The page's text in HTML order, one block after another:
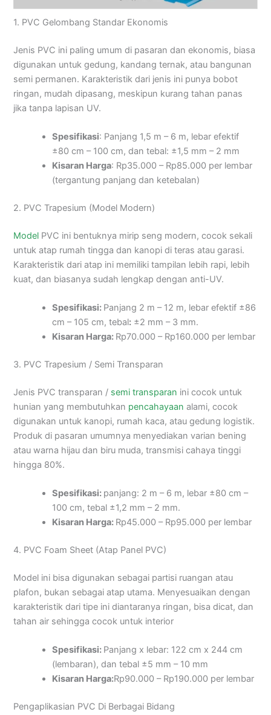
1. PVC Gelombang Standar Ekonomis
Jenis PVC ini paling umum di pasaran dan ekonomis, biasa
digunakan untuk gedung, kandang ternak, atau bangunan
semi permanen. Karakteristik dari jenis ini punya bobot
ringan, mudah dipasang, meskipun kurang tahan panas
jika tanpa lapisan UV.
Spesifikasi: Panjang 1,5 m – 6 m, lebar efektif
±80 cm – 100 cm, dan tebal: ±1,5 mm – 2 mm
Kisaran Harga: Rp35.000 – Rp85.000 per lembar
(tergantung panjang dan ketebalan)
2. PVC Trapesium (Model Modern)
Model PVC ini bentuknya mirip seng modern, cocok sekali
untuk atap rumah tingga dan kanopi di teras atau garasi.
Karakteristik dari atap ini memiliki tampilan lebih rapi, lebih
kuat, dan biasanya sudah lengkap dengan anti-UV.
Spesifikasi: Panjang 2 m – 12 m, lebar efektif ±86
cm – 105 cm, tebal: ±2 mm – 3 mm.
Kisaran Harga: Rp70.000 – Rp160.000 per lembar
3. PVC Trapesium / Semi Transparan
Jenis PVC transparan / semi transparan ini cocok untuk
hunian yang membutuhkan pencahayaan alami, cocok
digunakan untuk kanopi, rumah kaca, atau gedung logistik.
Produk di pasaran umumnya menyediakan varian bening
atau warna hijau dan biru muda, transmisi cahaya tinggi
hingga 80%.
Spesifikasi: panjang: 2 m – 6 m, lebar ±80 cm –
100 cm, tebal ±1,2 mm – 2 mm.
Kisaran Harga: Rp45.000 – Rp95.000 per lembar
4. PVC Foam Sheet (Atap Panel PVC)
Model ini bisa digunakan sebagai partisi ruangan atau
plafon, bukan sebagai atap utama. Menyesuaikan dengan
karakteristik dari tipe ini diantaranya ringan, bisa dicat, dan
tahan air sehingga cocok untuk interior
Spesifikasi: Panjang x lebar: 122 cm x 244 cm
(lembaran), dan tebal ±5 mm – 10 mm
Kisaran Harga:Rp90.000 – Rp190.000 per lembar
Pengaplikasian PVC Di Berbagai Bidang